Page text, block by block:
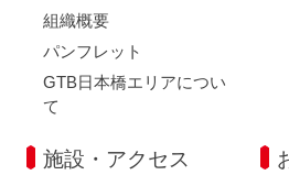
組織概要
パンフレット
GTB日本橋エリアについ
て
施設・アクセス